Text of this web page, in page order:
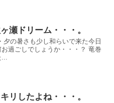
瀬ドリーム・・・。
夕の暑さも少し和らいで来た今日
お過ごしでしょうか・・・？ 竜巻
リしたよね・・・。